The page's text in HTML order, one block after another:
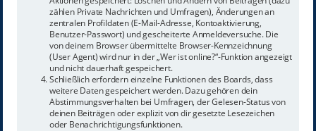
zählen Private Nachrichten und Umfragen), Änderungen an
zentralen Profildaten (E-Mail-Adresse, Kontoaktivierung,
Benutzer-Passwort) und gescheiterte Anmeldeversuche. Die
von deinem Browser übermittelte Browser-Kennzeichnung
(User Agent) wird nur in der „Wer ist online?“-Funktion angezeigt
und nicht dauerhaft gespeichert.
Schließlich erfordern einzelne Funktionen des Boards, dass
weitere Daten gespeichert werden. Dazu gehören dein
Abstimmungsverhalten bei Umfragen, der Gelesen-Status von
deinen Beiträgen oder explizit von dir gesetzte Lesezeichen
oder Benachrichtigungsfunktionen.